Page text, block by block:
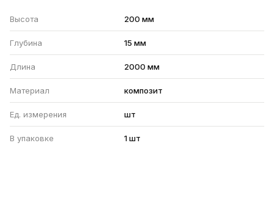
Высота 200 мм
Глубина 15 мм
Длина 2000 мм
Материал композит
Ед. измерения шт
В упаковке 1 шт